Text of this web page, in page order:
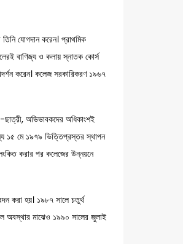
যোগদান করেন। প্রাথমিক
বাণিজ্য ও কলায় স্নাতক কোর্স
করেন। কলেজ সরকারিকরণ ১৯৬৭
ছাত্রী, অভিভাবকদের অধিকাংশই
১৫ মে ১৯৭৯ ভিত্তিপ্রস্তর স্থাপন
করার পর কলেজের উন্নয়নে
করা হয়। ১৯৮৭ সালে চতুর্থ
অবস্থার মাঝেও ১৯৯০ সালের জুলাই